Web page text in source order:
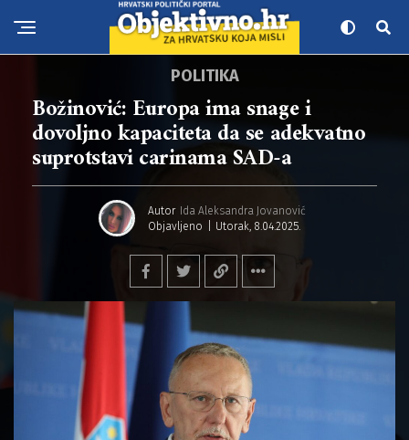
POLITIKA
Božinović: Europa ima snage i
dovoljno kapaciteta da se adekvatno
suprotstavi carinama SAD-a
Autor Ida Aleksandra Jovanović
Objavljeno
Utorak, 8.04.2025.